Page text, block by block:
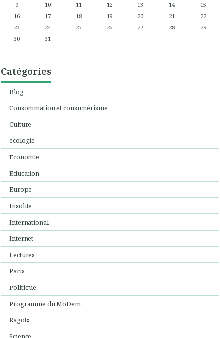
9
10 11 12 13 14
15
16
17 18 19 20 21
22
23
24 25 26 27 28
29
30
31
Catégories
Blog
Consommation et consumérisme
Culture
écologie
Economie
Education
Europe
Insolite
International
Internet
Lectures
Paris
Politique
Programme du MoDem
Ragots
Science